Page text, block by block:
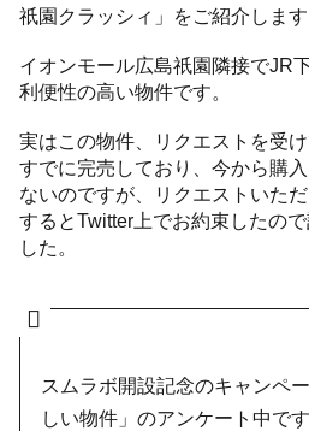
祇園クラッシィ」をご紹介します
イオンモール広島祇園隣接でJR
利便性の高い物件です。
実はこの物件、リクエストを受
すでに完売しており、今から購
ないのですが、リクエストいた
するとTwitter上でお約束したの
した。
スムラボ開設記念のキャンペ
しい物件」のアンケート中です